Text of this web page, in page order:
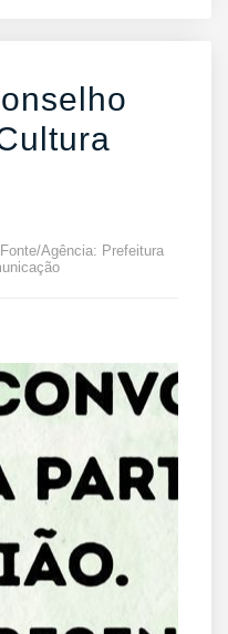
Agência: Prefeitura